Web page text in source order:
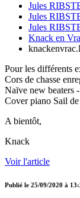
Jules
Jules
Jules
Knack en
Pour les différents
Cors de chasse
Naïve new beaters
Cover piano Sail
A bientôt,
Knack
Voir l'article
Publié le 25/09/2020 à